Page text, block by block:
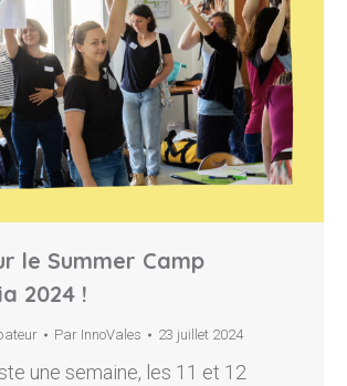
le Summer Camp
2024 !
Par InnoVales 23 juillet 2024
une semaine, les 11 et 12